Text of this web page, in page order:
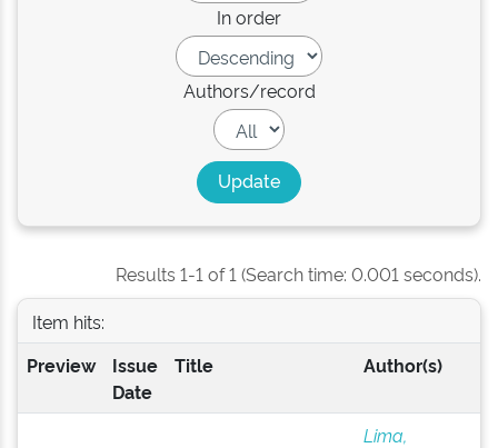
In order
Authors/record
Results 1-1 of 1 (Search time: 0.001 seconds).
Item hits:
Preview
Issue
Date
Title Author(s)
Lima,